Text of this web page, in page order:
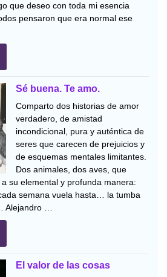
que deseo con toda mi esencia
pensaron que era normal ese
Sé buena. Te amo.
Comparto dos historias de amor
verdadero, de amistad
incondicional, pura y auténtica de
seres que carecen de prejuicios y
de esquemas mentales limitantes.
Dos animales, dos aves, que
su elemental y profunda manera:
semana vuela hasta… la tumba
Alejandro …
El valor de las cosas